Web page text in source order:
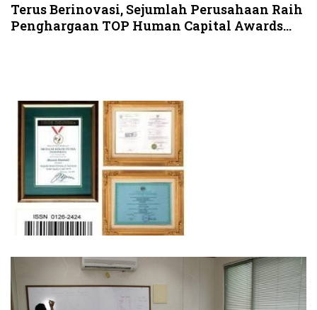
Terus Berinovasi, Sejumlah Perusahaan Raih
Penghargaan TOP Human Capital Awards